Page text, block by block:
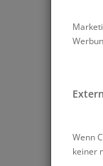
Wenn
keiner